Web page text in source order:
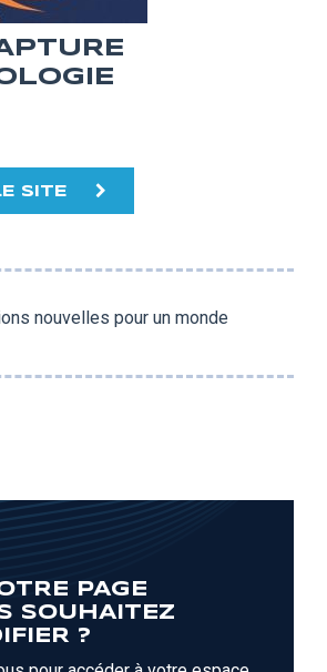
SITE
nouvelles pour un monde
PAGE
SOUHAITEZ
?